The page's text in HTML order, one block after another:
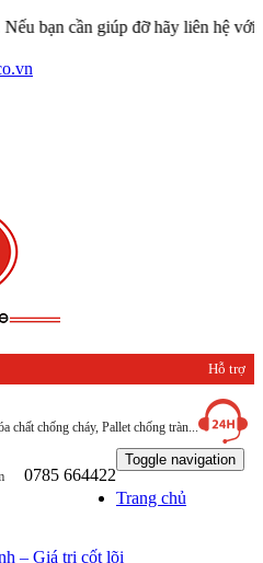
đỡ hãy liên hệ với chúng tôi qua
chống cháy, Pallet chống tràn...
Hỗ trợ
khách
hàng
0785 664422
Toggle navigation
Trang chủ
– Giá trị cốt lõi